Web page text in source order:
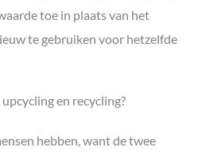
toe in plaats van het
te gebruiken voor hetzelfde
en recycling?
hebben, want de twee